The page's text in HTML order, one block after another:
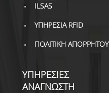
ILSAS
ΥΠΗΡΕΣΙΑ RFID
ΠΟΛΙΤΙΚΗ ΑΠΟΡΡΗΤΟΥ
ΥΠΗΡΕΣΙΕΣ
ΑΝΑΓΝΩΣΤΗ